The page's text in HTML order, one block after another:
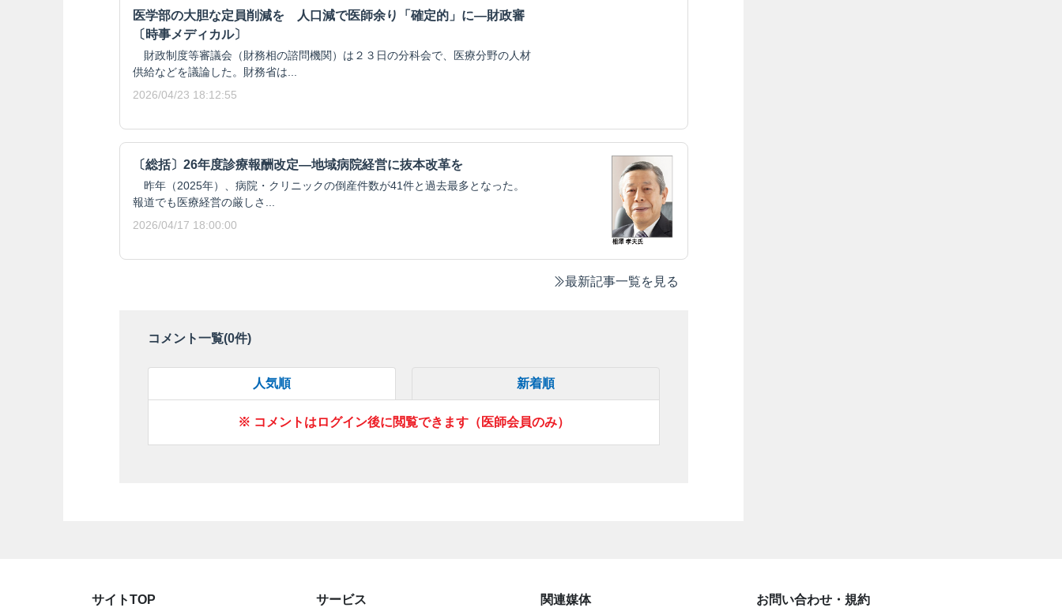
医学部の大胆な定員削減を 人口減で医師余り「確定的」に―財政審
〔時事メディカル〕
財政制度等審議会（財務相の諮問機関）は２３日の分科会で、医療分野の人材
供給などを議論した。財務省は...
2026/04/23 18:12:55
〔総括〕26年度診療報酬改定―地域病院経営に抜本改革を
昨年（2025年）、病院・クリニックの倒産件数が41件と過去最多となった。
報道でも医療経営の厳しさ...
2026/04/17 18:00:00
最新記事一覧を見る
コメント一覧(0件)
人気順 新着順
※ コメントはログイン後に閲覧できます（医師会員のみ）
サイトTOP サービス 関連媒体 お問い合わせ・規約